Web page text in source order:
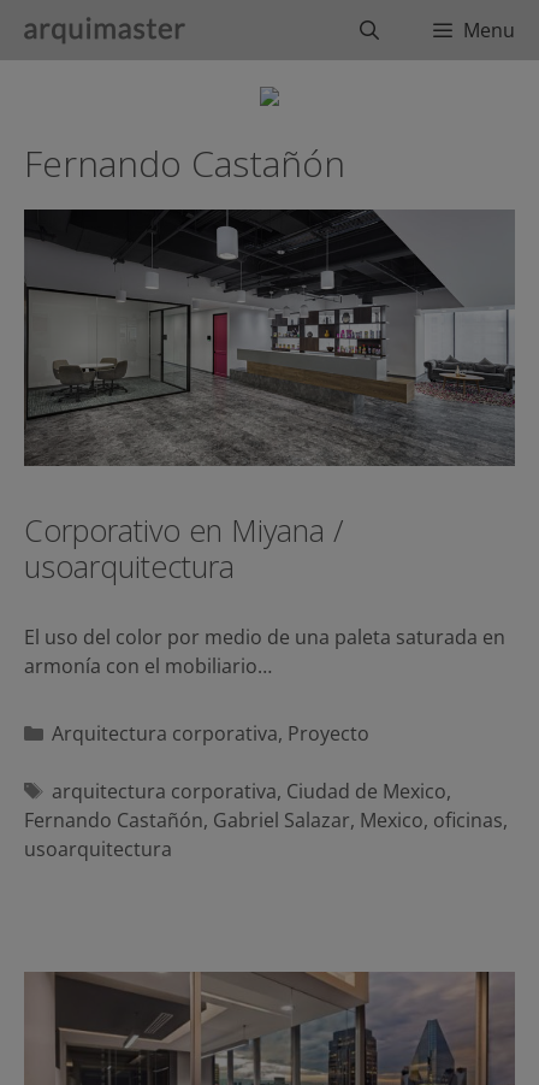
BuscarMenu
Fernando Castañón
Corporativo en Miyana /
usoarquitectura
El uso del color por medio de una paleta saturada en
armonía con el mobiliario…
Categorías
Arquitectura corporativa, Proyecto
Etiquetas
arquitectura corporativa, Ciudad de Mexico,
Fernando Castañón, Gabriel Salazar, Mexico, oficinas,
usoarquitectura